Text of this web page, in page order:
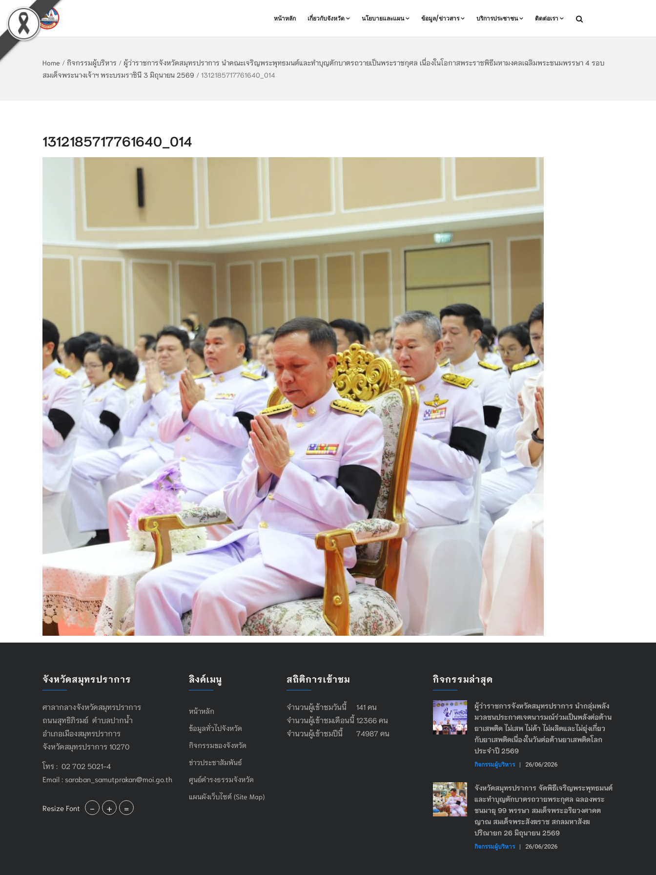
หน้าหลัก เกี่ยวกับจังหวัด นโยบายและแผน ข้อมูล/ข่าวสาร บริการประชาชน ติดต่อเรา
Home / กิจกรรมผู้บริหาร / ผู้ว่าราชการจังหวัดสมุทรปราการ นำคณะเจริญพระพุทธมนต์และทำบุญตักบาตรถวายเป็นพระราชกุศล เนื่องในโอกาสพระราชพิธีมหามงคลเฉลิมพระชนมพรรษา 4 รอบ
สมเด็จพระนางเจ้าฯ พระบรมราชินี 3 มิถุนายน 2569 / 1312185717761640_014
1312185717761640_014
จังหวัดสมุทรปราการ
ศาลากลางจังหวัดสมุทรปราการ
ถนนสุทธิภิรมย์ ตำบลปากน้ำ
อำเภอเมืองสมุทรปราการ
จังหวัดสมุทรปราการ 10270
โทร : 02 702 5021-4
Email : saraban_samutprakan@moi.go.th
Resize Font - + =
ลิงค์เมนู
หน้าหลัก
ข้อมูลทั่วไปจังหวัด
กิจกรรมของจังหวัด
ข่าวประชาสัมพันธ์
ศูนย์ดำรงธรรมจังหวัด
แผนผังเว็บไซต์ (Site Map)
สถิติการเข้าชม
จำนวนผู้เข้าชมวันนี้ 141 คน
จำนวนผู้เข้าชมเดือนนี้ 12366 คน
จำนวนผู้เข้าชมปีนี้ 74987 คน
กิจกรรมล่าสุด
ผู้ว่าราชการจังหวัดสมุทรปราการ นำกลุ่มพลัง
มวลชนประกาศเจตนารมณ์ร่วมเป็นพลังต่อต้าน
ยาเสพติด ไม่เสพ ไม่ค้า ไม่ผลิตและไม่ยุ่งเกี่ยว
กับยาเสพติดเนื่องในวันต่อต้านยาเสพติดโลก
ประจำปี 2569
กิจกรรมผู้บริหาร | 26/06/2026
จังหวัดสมุทรปราการ จัดพิธีเจริญพระพุทธมนต์
และทำบุญตักบาตรถวายพระกุศล ฉลองพระ
ชนมายุ 99 พรรษา สมเด็จพระอริยวงศาคต
ญาณ สมเด็จพระสังฆราช สกลมหาสังฆ
ปริณายก 26 มิถุนายน 2569
กิจกรรมผู้บริหาร | 26/06/2026